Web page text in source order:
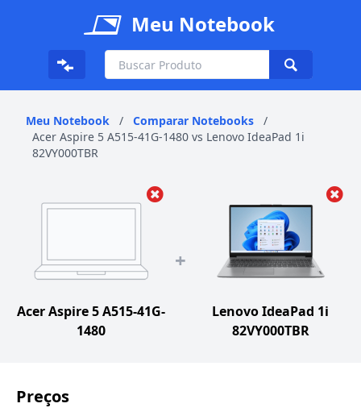
Meu Notebook
Meu Notebook / Comparar Notebooks
/
Acer Aspire 5 A515-41G-1480 vs Lenovo IdeaPad 1i
82VY000TBR
Acer Aspire 5 A515-41G-
1480
+
Lenovo IdeaPad 1i
82VY000TBR
Preços